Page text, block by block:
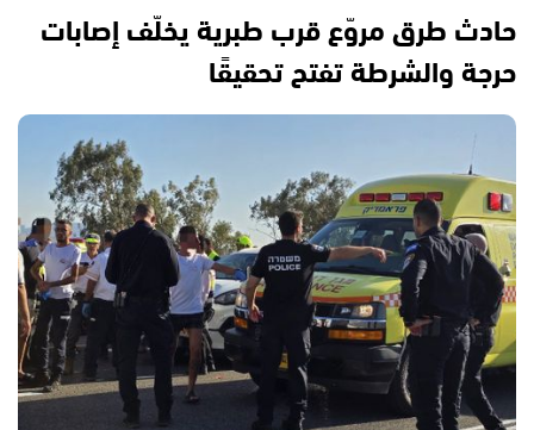
حادث طرق مروّع قرب طبرية يخلّف إصابات
حرجة والشرطة تفتح تحقيقًا